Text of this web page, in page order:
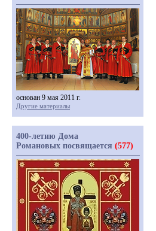
основан 9 мая 2011 г.
Другие материалы
400-летию Дома
Романовых посвящается (577)